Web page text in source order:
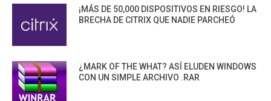
¡MÁS DE 50,000 DISPOSITIVOS EN RIESGO! LA
BRECHA DE CITRIX QUE NADIE PARCHEÓ
¿MARK OF THE WHAT? ASÍ ELUDEN WINDOWS
CON UN SIMPLE ARCHIVO .RAR